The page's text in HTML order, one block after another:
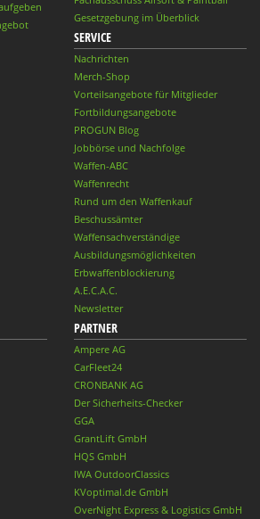
Gesetzgebung im Überblick
SERVICE
Nachrichten
Merch-Shop
Vorteilsangebote für Mitglieder
Fortbildungsangebote
PROGUN Blog
Jobbörse und Nachfolge
Waffen-ABC
Waffenrecht
Rund um den Waffenkauf
Beschussämter
Waffensachverständige
Ausbildungsmöglichkeiten
Erbwaffenblockierung
A.E.C.A.C.
Newsletter
PARTNER
Ampere AG
CarFleet24
CRONBANK AG
Der Sicherheits-Checker
GGA
GrantLift GmbH
HQS GmbH
IWA OutdoorClassics
KVoptimal.de GmbH
OverNight Express & Logistics GmbH